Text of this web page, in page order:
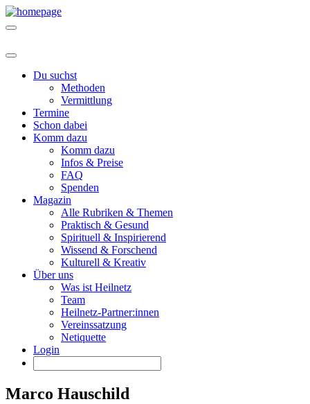
Du suchst
Methoden
Vermittlung
Termine
Schon dabei
Komm dazu
Komm dazu
Infos & Preise
FAQ
Spenden
Magazin
Alle Rubriken & Themen
Praktisch & Gesund
Spirituell & Inspirierend
Wissend & Forschend
Kulturell & Kreativ
Über uns
Was ist Heilnetz
Team
Heilnetz-Partner:innen
Vereinssatzung
Netiquette
Login
Marco Hauschild